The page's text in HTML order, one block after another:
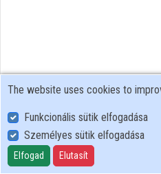
User Policy
Adatkezelési tájékoztató (en)
Cookie Policy
The website uses cookies to
Funkcionális sütik elfogadása
Személyes sütik elfogadása
Elfogad Elutasít